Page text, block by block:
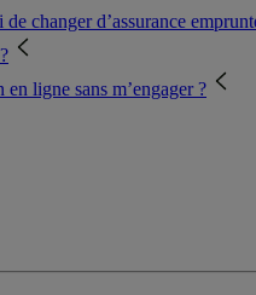
changer d’assurance
ligne sans m’engager ?